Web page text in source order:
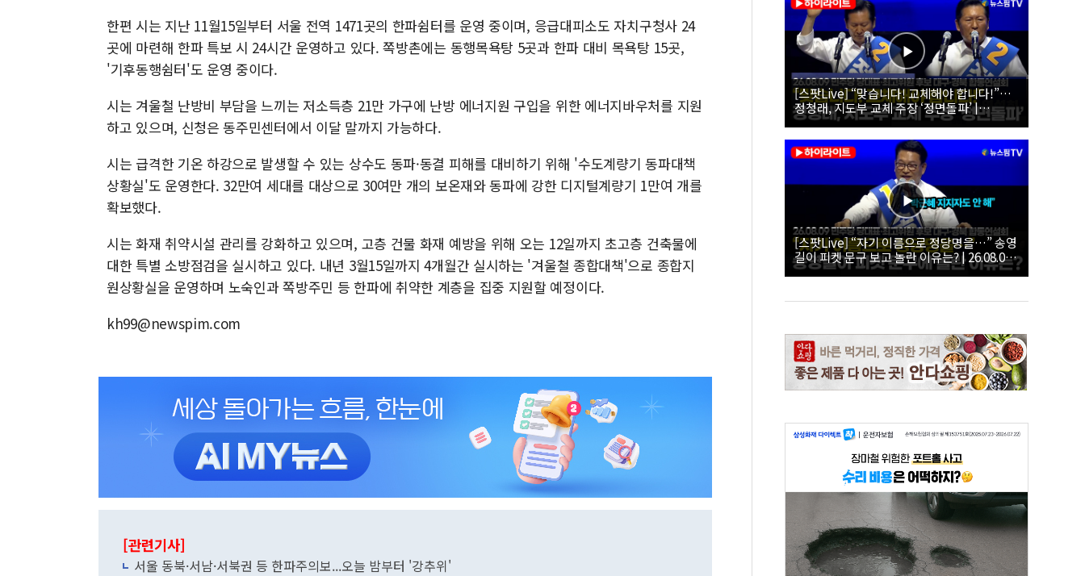
한편 시는 지난 11월15일부터 서울 전역 1471곳의 한파쉼터를 운영 중이며, 응급대피소도 자치구청사 24
곳에 마련해 한파 특보 시 24시간 운영하고 있다. 쪽방촌에는 동행목욕탕 5곳과 한파 대비 목욕탕 15곳,
'기후동행쉼터'도 운영 중이다.
시는 겨울철 난방비 부담을 느끼는 저소득층 21만 가구에 난방 에너지원 구입을 위한 에너지바우처를 지원
하고 있으며, 신청은 동주민센터에서 이달 말까지 가능하다.
시는 급격한 기온 하강으로 발생할 수 있는 상수도 동파·동결 피해를 대비하기 위해 '수도계량기 동파대책
상황실'도 운영한다. 32만여 세대를 대상으로 30여만 개의 보온재와 동파에 강한 디지털계량기 1만여 개를
확보했다.
시는 화재 취약시설 관리를 강화하고 있으며, 고층 건물 화재 예방을 위해 오는 12일까지 초고층 건축물에
대한 특별 소방점검을 실시하고 있다. 내년 3월15일까지 4개월간 실시하는 '겨울철 종합대책'으로 종합지
원상황실을 운영하며 노숙인과 쪽방주민 등 한파에 취약한 계층을 집중 지원할 예정이다.
kh99@newspim.com
[관련기사]
서울 동북·서남·서북권 등 한파주의보...오늘 밤부터 '강추위'
[스팟Live] “맞습니다! 교체해야 합니다!”…
정청래, 지도부 교체 주장 ‘정면돌파’ |
26.08.09 더불어민주당 당대표·최고위원 후
보 대구·경북 합동연설회
[스팟Live] “자기 이름으로 정당명을…” 송영
길이 피켓 문구 보고 놀란 이유는? | 26.08.09
더불어민주당 당대표·최고위원 후보 대구·경